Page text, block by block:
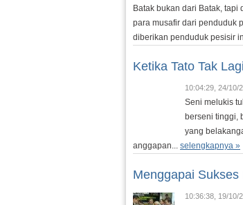
Batak bukan dari Batak, tapi
para musafir dari penduduk
diberikan penduduk pesisir
Ketika Tato Tak
10:04:29, 24/10/
Seni melukis
berseni tinggi,
yang
anggapan... selengkapnya »
Menggapai Sukses
10:36:38, 19/10/